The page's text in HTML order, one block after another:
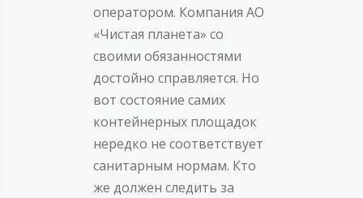
оператором. Компания АО
«Чистая планета» со
своими обязанностями
достойно справляется. Но
вот состояние самих
контейнерных площадок
нередко не соответствует
санитарным нормам. Кто
же должен следить за